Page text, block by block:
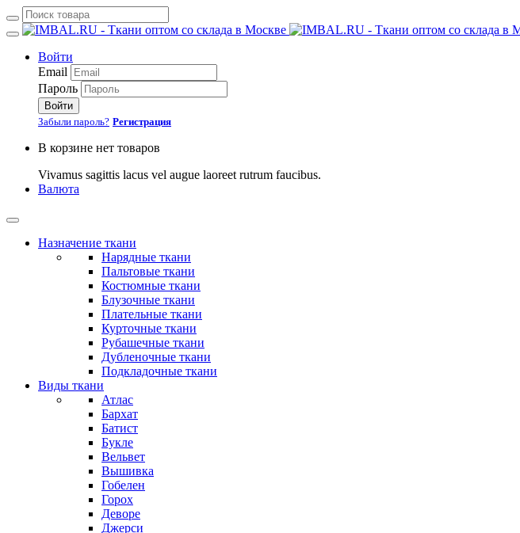
Войти
Email
Пароль
Войти
Забыли пароль? Регистрация
В корзине нет товаров
Vivamus sagittis lacus vel augue laoreet rutrum faucibus.
Валюта
Назначение ткани
Нарядные ткани
Пальтовые ткани
Костюмные ткани
Блузочные ткани
Плательные ткани
Курточные ткани
Рубашечные ткани
Дубленочные ткани
Подкладочные ткани
Виды ткани
Атлас
Бархат
Батист
Букле
Вельвет
Вышивка
Гобелен
Горох
Деворе
Джерси